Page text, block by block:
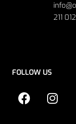
211
FOLLOW US